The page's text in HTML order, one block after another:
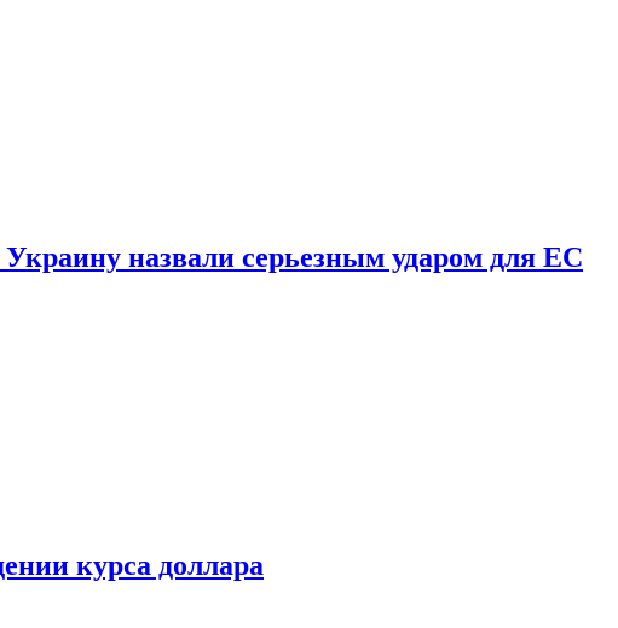
Украину назвали серьезным ударом для ЕС
курса доллара